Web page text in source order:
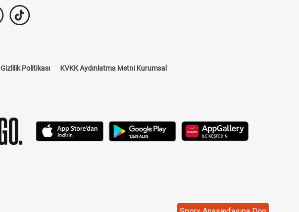
Gizlilik Politikası KVKK Aydınlatma Metni Kurumsal